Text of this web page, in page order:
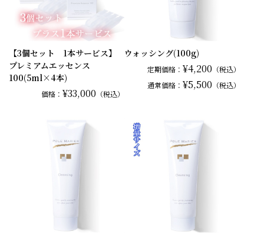
【3個セット 1本サービス】
プレミアムエッセンス
100(5ml×4本)
価格：¥33,000 （税込）
ウォッシング(100g)
定期価格： ¥4,200 （税込）
通常価格： ¥5,500 （税込）